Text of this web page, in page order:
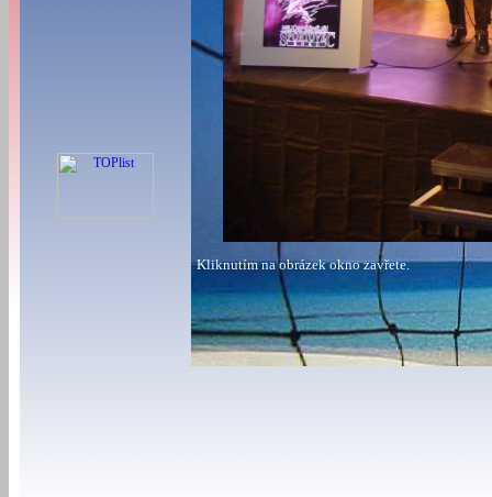
Kliknutím na obrázek okno zavřete.